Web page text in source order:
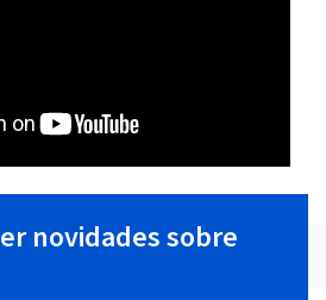
novidades sobre